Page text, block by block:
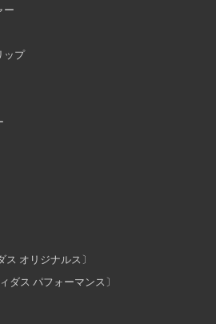
ー
ップ
ス オリジナルス〕
ダス パフォーマンス〕